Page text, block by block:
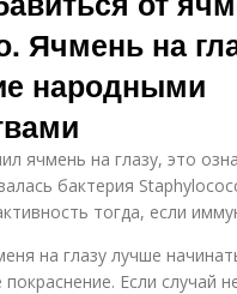
Ячмень на
народными
ячмень на глазу, это
бактерия
тогда, если
на глазу лучше
Если случай